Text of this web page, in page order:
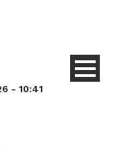
- 10:41